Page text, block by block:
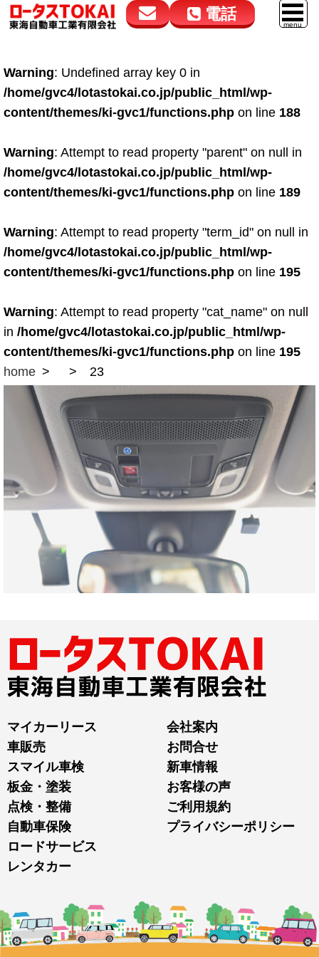
電話
050-5264-4432
9:00～18:00
050-5264-4433
9:00～18:00
車販売
スマイル車検
鈑金・塗装
点検・整備
ロードサービス
レンタカー
Warning: Undefined array key 0 in
/home/gvc4/lotastokai.co.jp/public_html/wp-
content/themes/ki-gvc1/functions.php on line 188
Warning: Attempt to read property "parent" on null in
/home/gvc4/lotastokai.co.jp/public_html/wp-
content/themes/ki-gvc1/functions.php on line 189
Warning: Attempt to read property "term_id" on null in
/home/gvc4/lotastokai.co.jp/public_html/wp-
content/themes/ki-gvc1/functions.php on line 195
Warning: Attempt to read property "cat_name" on null
in /home/gvc4/lotastokai.co.jp/public_html/wp-
content/themes/ki-gvc1/functions.php on line 195
home
23
マイカーリース
車販売
スマイル車検
板金・塗装
点検・整備
自動車保険
ロードサービス
レンタカー
会社案内
お問合せ
新車情報
お客様の声
ご利用規約
プライバシーポリシー